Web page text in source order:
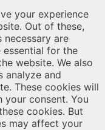
your experience
Out of these,
are
for the
website. We also
analyze and
These cookies will
consent. You
cookies. But
may affect your